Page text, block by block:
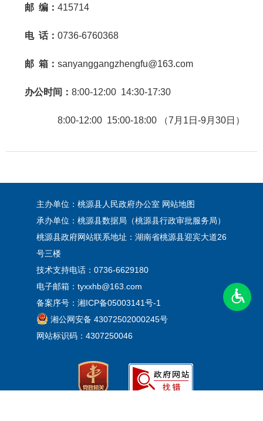
邮 编： 415714
电 话： 0736-6760368
邮 箱： sanyanggangzhengfu@163.com
办公时间： 8:00-12:00 14:30-17:30
8:00-12:00 15:00-18:00 （7月1日-9月30日）
主办单位：桃源县人民政府办公室 网站地图
承办单位：桃源县数据局（桃源县行政审批服务局）
桃源县政府网站联系地址：湖南省桃源县迎宾大道26
号三楼
技术支持电话：0736-6629180
电子邮箱：tyxxhb@163.com
备案序号： 湘ICP备05003141号-1
湘公网安备 43072502000245号
网站标识码：4307250046